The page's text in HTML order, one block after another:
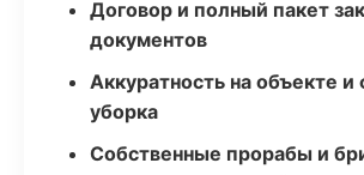
Договор и полный пакет
документов
Аккуратность на объекте и
уборка
Собственные прорабы и